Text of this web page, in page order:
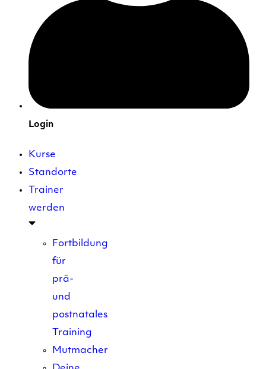
Login
Kurse
Standorte
Trainer
werden
Fortbildung
für
prä-
und
postnatales
Training
Mutmacher